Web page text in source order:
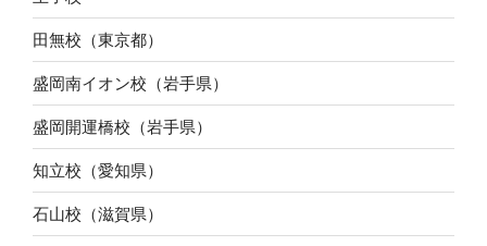
田無校（東京都）
盛岡南イオン校（岩手県）
盛岡開運橋校（岩手県）
知立校（愛知県）
石山校（滋賀県）